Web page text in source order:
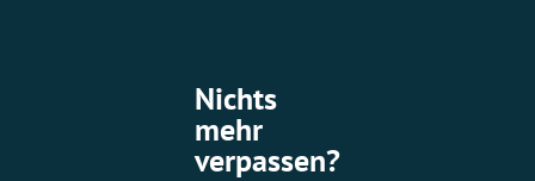
Nichts
mehr
verpassen?